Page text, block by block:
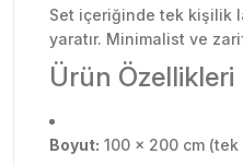
Set içeriğinde tek kişilik
yaratır. Minimalist ve
Ürün Özellikleri
Boyut: 100 x 200 cm